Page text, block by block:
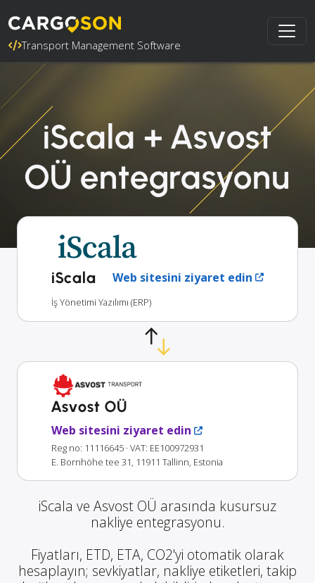
Transport Management Software
iScala + Asvost
OÜ entegrasyonu
iScala Web sitesini ziyaret edin
İş Yönetimi Yazılımı (ERP)
Asvost OÜ
Web sitesini ziyaret edin
Reg no: 11116645 · VAT: EE100972931
E. Bornhöhe tee 31, 11911 Tallinn, Estonia
iScala ve Asvost OÜ arasında kusursuz
nakliye entegrasyonu.
Fiyatları, ETD, ETA, CO2'yi otomatik olarak
hesaplayın; sevkiyatlar, nakliye etiketleri, takip